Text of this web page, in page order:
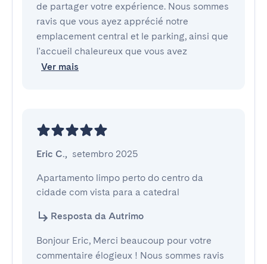
de partager votre expérience. Nous sommes
ravis que vous ayez apprécié notre
emplacement central et le parking, ainsi que
l'accueil chaleureux que vous avez
Ver mais
Eric C., setembro 2025
Apartamento limpo perto do centro da
cidade com vista para a catedral
Resposta da Autrimo
Bonjour Eric, Merci beaucoup pour votre
commentaire élogieux ! Nous sommes ravis